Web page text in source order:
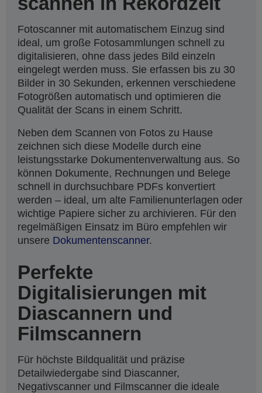
Fotoscanner mit automatischem Einzug sind
ideal, um große Fotosammlungen schnell zu
digitalisieren, ohne dass jedes Bild einzeln
eingelegt werden muss. Sie erfassen bis zu 30
Bilder in 30 Sekunden, erkennen verschiedene
Fotogrößen automatisch und optimieren die
Qualität der Scans in einem Schritt.
Neben dem Scannen von Fotos zu Hause
zeichnen sich diese Modelle durch eine
leistungsstarke Dokumentenverwaltung aus. So
können Dokumente, Rechnungen und Belege
schnell in durchsuchbare PDFs konvertiert
werden – ideal, um alte Familienunterlagen oder
wichtige Papiere sicher zu archivieren. Für den
regelmäßigen Einsatz im Büro empfehlen wir
unsere Dokumentenscanner.
Perfekte
Digitalisierungen mit
Diascannern und
Filmscannern
Für höchste Bildqualität und präzise
Detailwiedergabe sind Diascanner,
Negativscanner und Filmscanner die ideale